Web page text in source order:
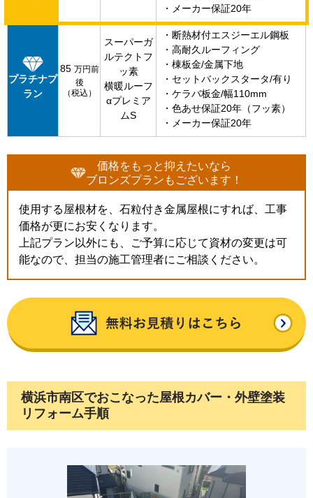
・メーカー保証20年
プラチナプ
ラン
85 万円前
後
（税込）
スーパーガ
ルテクトフ
ッ素
横暖ルーフ
αプレミア
ムS
・断熱材付エスジーエル鋼板
・高耐久ルーフィング
・棟板金/金属下地
・セットバックスタータ/有り
・ケラバ板金/幅110mm
・色あせ保証20年（フッ素）
・メーカー保証20年
価格をもっと抑えたいなら
ブロンズプランもございます！
使用する屋根材を、石粒付き金属屋根にすれば、工事
価格が更にお安くなります。
上記プラン以外にも、ご予算に応じて資材の変更は可
能なので、担当の施工管理者にご相談ください。
横浜市南区でおこなった屋根カバー・外壁塗装
リフォーム手順